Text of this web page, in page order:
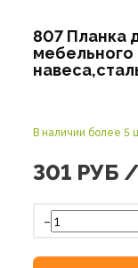
807 Планка
мебельного
В наличии более 5
301 РУБ
-